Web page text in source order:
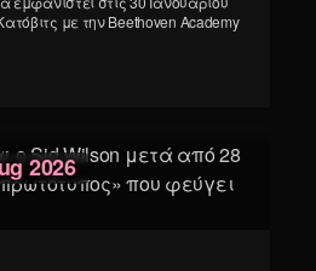
με την Beethoven Academy
2026